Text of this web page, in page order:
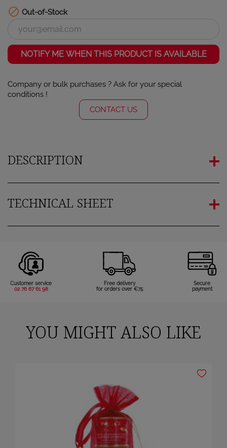
 Out-of-Stock
NOTIFY ME WHEN THIS PRODUCT IS AVAILABLE
Company or bulk purchases ? Ask for your special
conditions !
CONTACT US
DESCRIPTION
TECHNICAL SHEET
Customer service
02 76 67 61 98
Free delivery
for orders over €75
Secure
payment
YOU MIGHT ALSO LIKE